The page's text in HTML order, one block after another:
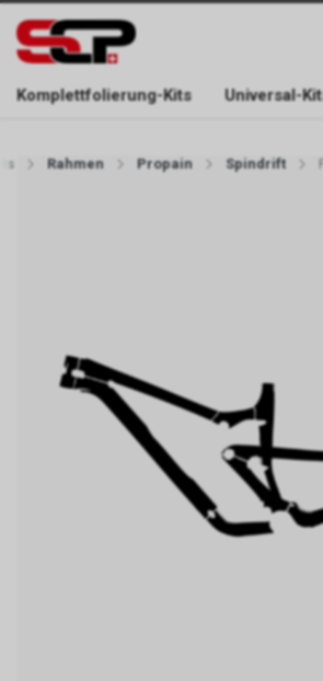
ERREICHBAR NUR WÄHREND DER
Komplettfolierung-Kits Universal-
Rahmen Propain Spindrift